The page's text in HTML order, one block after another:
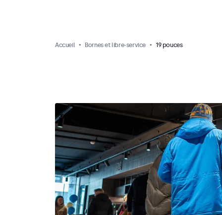
Accueil Bornes et libre-service 19 pouces